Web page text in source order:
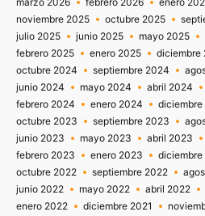
noviembre 2025
octubre 2025
julio 2025
junio 2025 mayo 2025
febrero 2025
enero 2025 diciembre
octubre 2024
septiembre 2024
junio 2024
mayo 2024 abril 2024
febrero 2024
enero 2024 diciembre
octubre 2023
septiembre 2023
junio 2023
mayo 2023 abril 2023
febrero 2023
enero 2023 diciembre
octubre 2022
septiembre 2022
junio 2022
mayo 2022 abril 2022
enero 2022
diciembre 2021